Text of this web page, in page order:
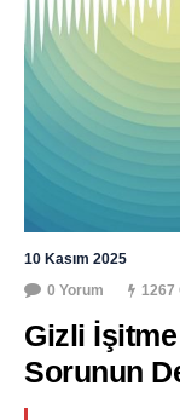
10 Kasım 2025
0 Yorum
1267
Gizli
Sorunun